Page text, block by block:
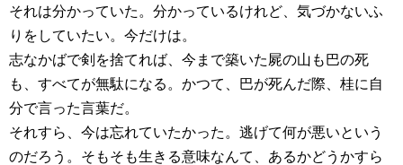
それは分かっていた。分かっているけれど、気づかないふ
りをしていたい。今だけは。
志なかばで剣を捨てれば、今まで築いた屍の山も巴の死
も、すべてが無駄になる。かつて、巴が死んだ際、桂に自
分で言った言葉だ。
それすら、今は忘れていたかった。逃げて何が悪いという
のだろう。そもそも生きる意味なんて、あるかどうかすら